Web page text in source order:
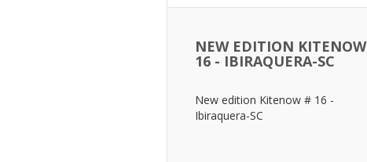
NEW EDITION KITENOW
16 - IBIRAQUERA-SC
New edition Kitenow # 16 -
Ibiraquera-SC